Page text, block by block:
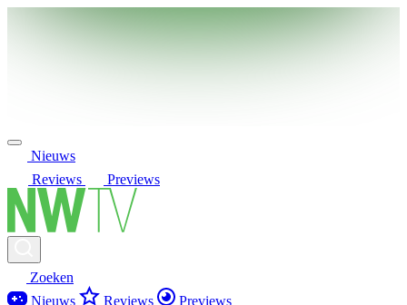
Nieuws
Reviews
Previews
Zoeken
Nieuws
Reviews Previews